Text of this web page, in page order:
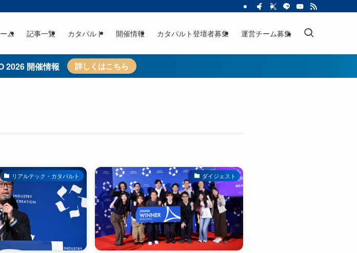
ム 記事一覧 カタパルト 開催情報 カタパルト登壇者募集 運営チーム募集
2026 開催情報 詳しくはこちら
リアルテック・カタパルト ダイジェスト